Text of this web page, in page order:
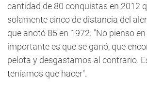
cantidad de 80 conquistas en 2012
solamente cinco de distancia del
que anotó 85 en 1972: "No pienso en
importante es que se ganó, que
pelota y desgastamos al contrario.
teníamos que hacer".